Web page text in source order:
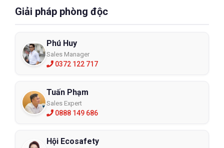
Giải pháp phòng độc
Phú Huy
Sales Manager
0372 122 717
Tuấn Phạm
Sales Expert
0888 149 686
Hội Ecosafety